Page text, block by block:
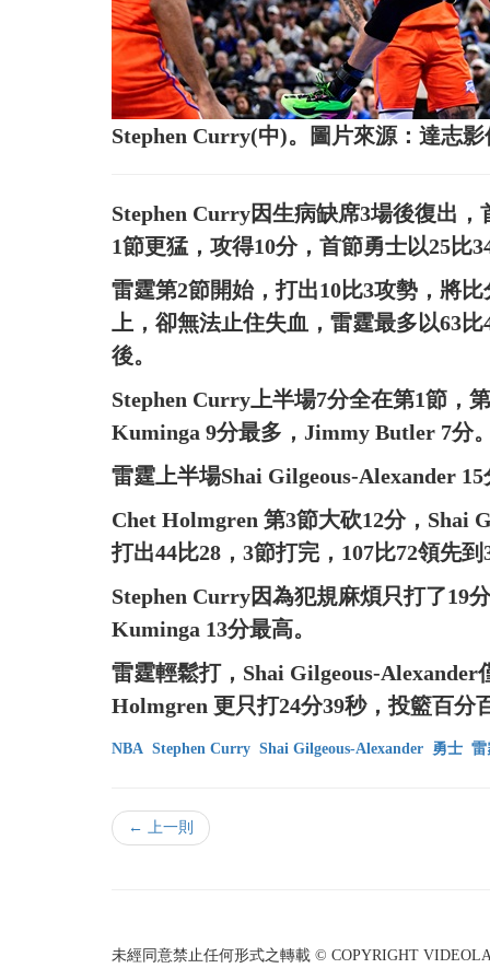
Stephen Curry(中)。圖片來源：達志影
Stephen Curry因生病缺席3場後復出
1節更猛，攻得10分，首節勇士以25比
雷霆第2節開始，打出10比3攻勢，將
上，卻無法止住失血，雷霆最多以63
後。
Stephen Curry上半場7分全在第1節，
Kuminga 9分最多，Jimmy Butler 7分
雷霆上半場Shai Gilgeous-Alexander
Chet Holmgren 第3節大砍12分，Shai
打出44比28，3節打完，107比72領先到
Stephen Curry因為犯規麻煩只打了19
Kuminga 13分最高。
雷霆輕鬆打，Shai Gilgeous-Alexander
Holmgren 更只打24分39秒，投籃百分
NBA Stephen Curry Shai Gilgeous-Alexander 勇士 雷
← 上一則
未經同意禁止任何形式之轉載 © COPYRIGHT